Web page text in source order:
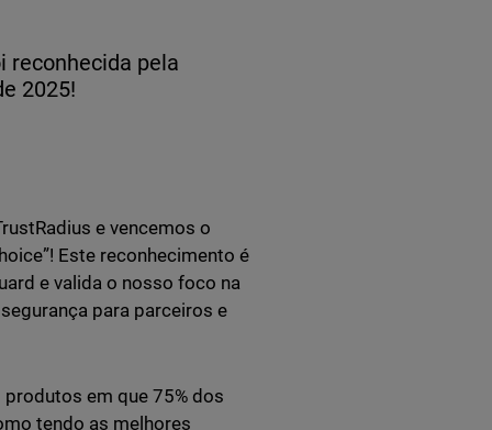
reconhecida pela
2025!
e vencemos o
Este reconhecimento é
e valida o nosso foco na
para parceiros e
em que 75% dos
tendo as melhores